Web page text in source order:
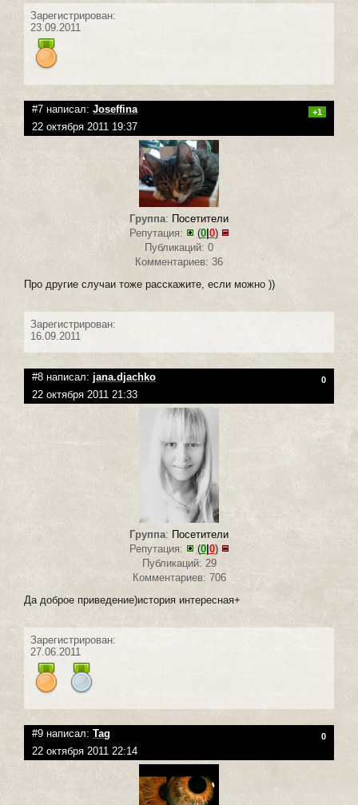
Зарегистрирован:
23.09.2011
#7 написал: Joseffina +1
22 октября 2011 19:37
Группа: Посетители
Репутация:
(0| 0)
Публикаций: 0
Комментариев: 36
Про другие случаи тоже расскажите, если можно ))
Зарегистрирован:
16.09.2011
#8 написал: jana.djachko 0
22 октября 2011 21:33
Группа: Посетители
Репутация:
(0| 0)
Публикаций: 29
Комментариев: 706
Да доброе приведение)история интересная+
Зарегистрирован:
27.06.2011
#9 написал: Tag 0
22 октября 2011 22:14